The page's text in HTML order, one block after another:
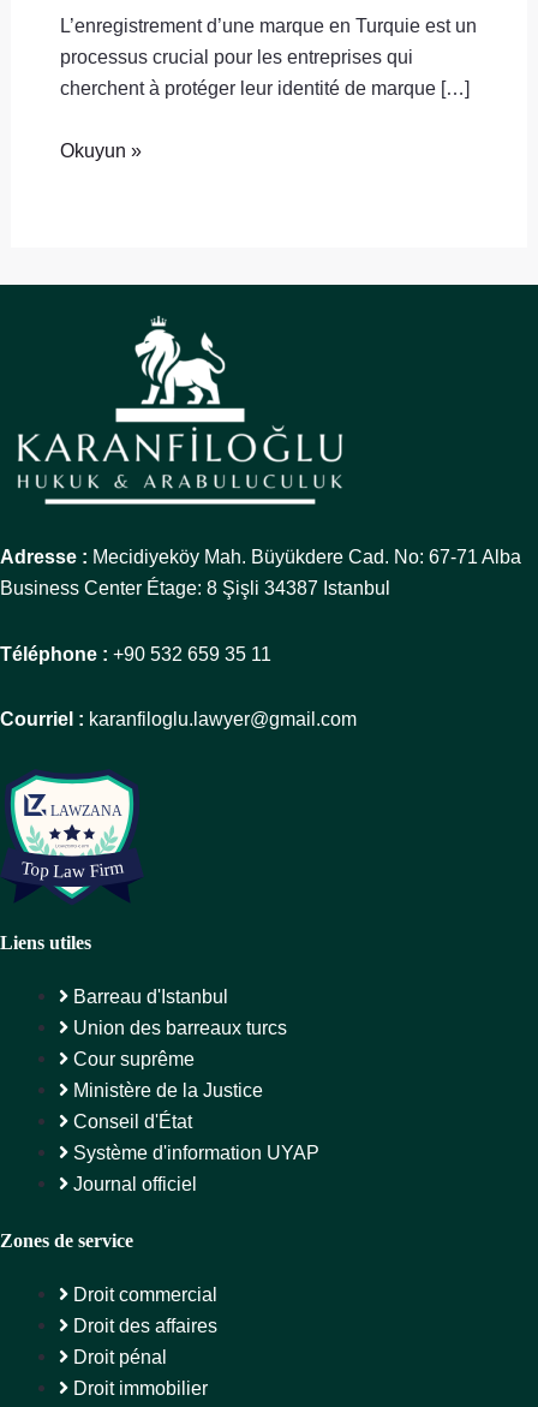
L’enregistrement d’une marque en Turquie est un
processus crucial pour les entreprises qui
cherchent à protéger leur identité de marque […]
Okuyun »
Adresse : Mecidiyeköy Mah. Büyükdere Cad. No: 67-71 Alba
Business Center Étage: 8 Şişli 34387 Istanbul
Téléphone : +90 532 659 35 11
Courriel : karanfiloglu.lawyer@gmail.com
Liens utiles
Barreau d'Istanbul
Union des barreaux turcs
Cour suprême
Ministère de la Justice
Conseil d'État
Système d'information UYAP
Journal officiel
Zones de service
Droit commercial
Droit des affaires
Droit pénal
Droit immobilier